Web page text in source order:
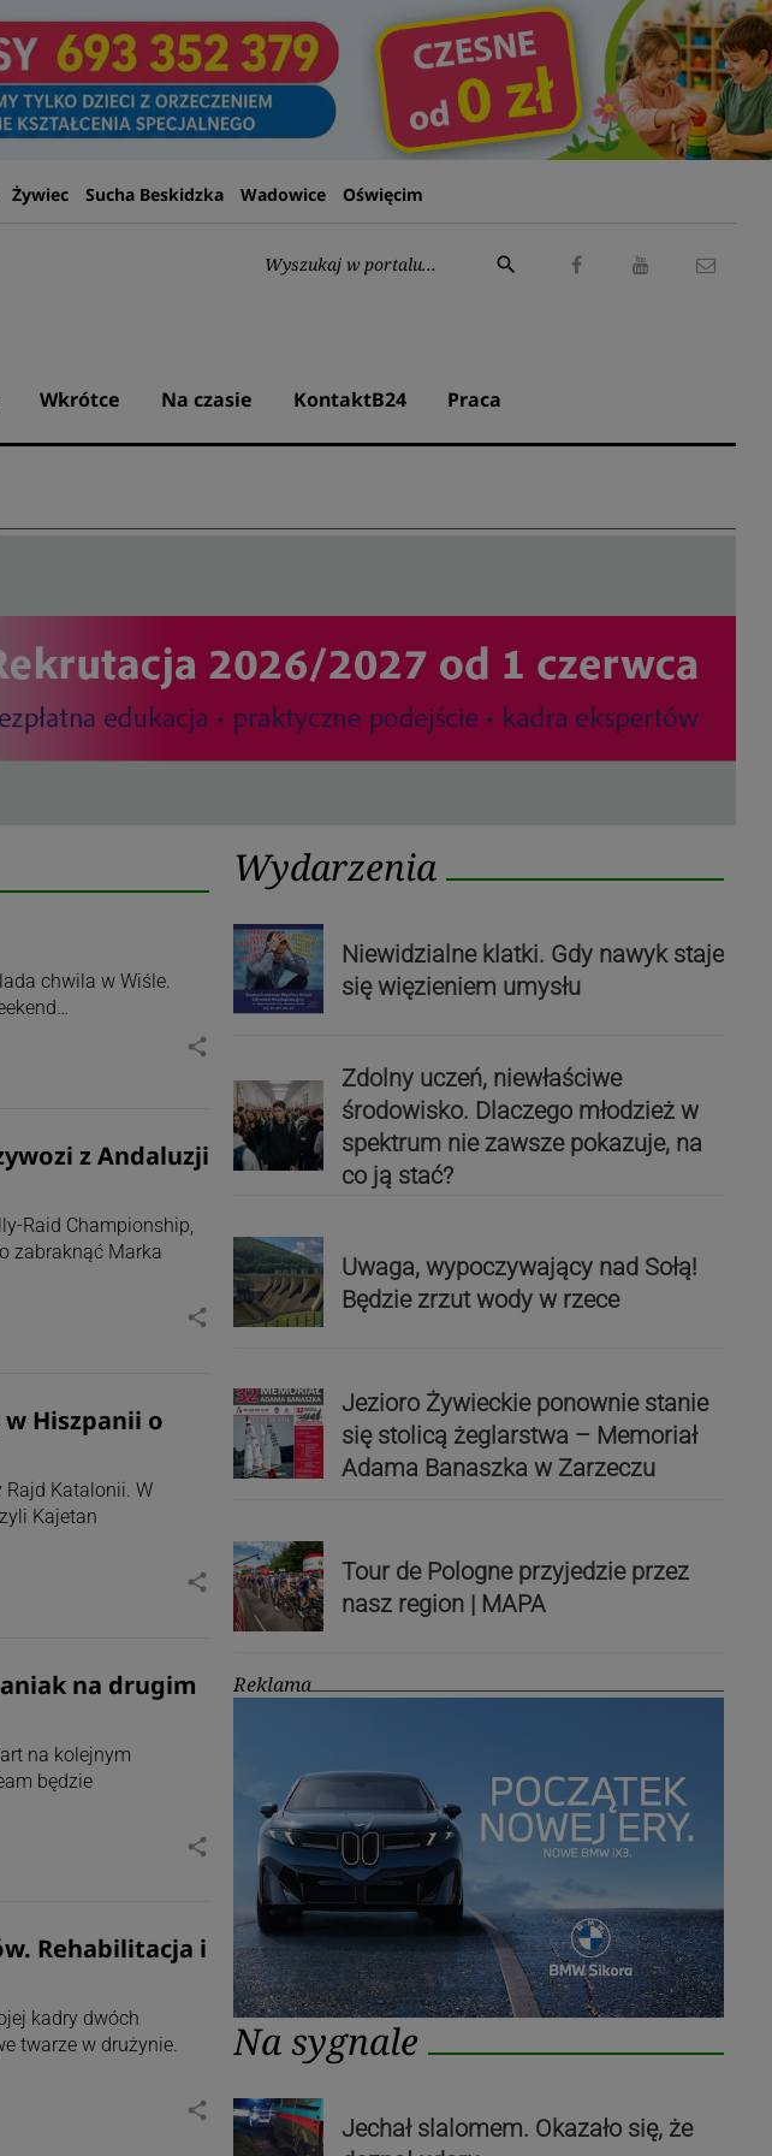
Żywiec Sucha Beskidzka Wadowice Oświęcim
Wyszukaj:
search
Wkrótce Na czasie KontaktB24 Praca
chwila w Wiśle.
share
z Andaluzji
Raid Championship,
zabraknąć Marka
share
Hiszpanii o
Katalonii. W
Kajetan
share
na drugim
na kolejnym
będzie
share
Rehabilitacja i
kadry dwóch
twarze w drużynie.
share
Wydarzenia
Niewidzialne klatki. Gdy nawyk staje
się więzieniem umysłu
Zdolny uczeń, niewłaściwe
środowisko. Dlaczego młodzież w
spektrum nie zawsze pokazuje, na
co ją stać?
Uwaga, wypoczywający nad Sołą!
Będzie zrzut wody w rzece
Jezioro Żywieckie ponownie stanie
się stolicą żeglarstwa – Memoriał
Adama Banaszka w Zarzeczu
Tour de Pologne przyjedzie przez
nasz region | MAPA
Reklama
Na sygnale
Jechał slalomem. Okazało się, że